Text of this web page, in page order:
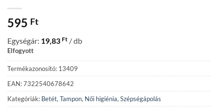
595 Ft
Egységár: 19,83 Ft / db
Elfogyott
Termékazonosító: 13409
EAN: 7322540678642
Kategóriák: Betét, Tampon, Női higiénia, Szépségápolás